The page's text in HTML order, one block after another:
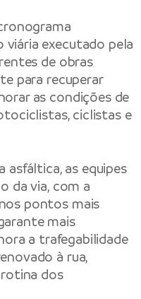
executado pela
de obras
para recuperar
as condições de
ciclistas e
asfáltica, as equipes
da via, com a
pontos mais
mais
a trafegabilidade
à rua,
dos